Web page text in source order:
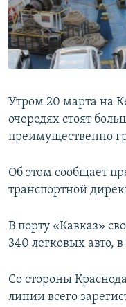
ПОБЕДИТЕЛЕЙ НЕ
КРЫМ.НЕПОКОРЕННЫЙ
ELIFBE
ПРИСОЕДИНЯЙТЕСЬ!
Все сайты RFE/RL
Утром 20 марта на
очередях стоят
преимущественно
Об этом сообщает
транспортной
В порту «Кавказ»
340 легковых авто,
Со стороны
линии всего